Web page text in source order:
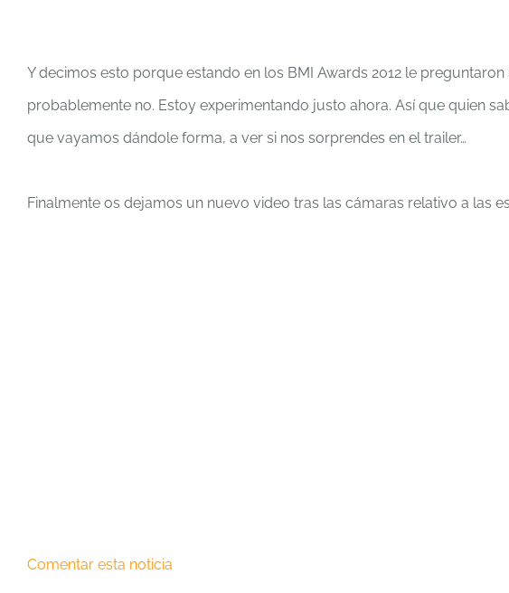
Y decimos esto porque estando en los BMI Awards 2012 le
probablemente no. Estoy experimentando justo ahora. Así que quien
que vayamos dándole forma, a ver si nos sorprendes en el trailer…
Finalmente os dejamos un nuevo video tras las cámaras relativo a las
Comentar esta noticia